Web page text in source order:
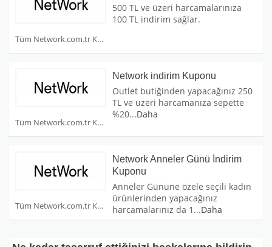
Tüm Network.com.tr Kuponları
500 TL ve üzeri harcamalarınıza
100 TL indirim sağlar.
Tüm Network.com.tr Kuponları
Network indirim Kuponu
Outlet butiğinden yapacağınız 250
TL ve üzeri harcamanıza sepette
%20...Daha
Tüm Network.com.tr Kuponları
Network Anneler Günü İndirim
Kuponu
Anneler Gününe özele seçili kadın
ürünlerinden yapacağınız
harcamalarınız da 1 ...Daha